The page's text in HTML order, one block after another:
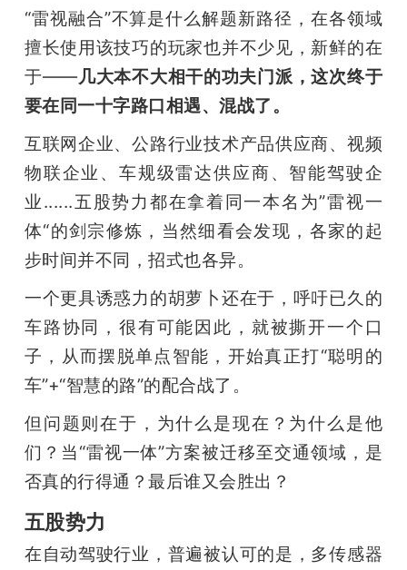
动
心
GAIR
专
题
爱
“雷视融合”不算是什么解题新路径，在各领域
擅长使用该技巧的玩家也并不少见，新鲜的在
于——几大本不大相干的功夫门派，这次终于
要在同一十字路口相遇、混战了。
互联网企业、公路行业技术产品供应商、视频
物联企业、车规级雷达供应商、智能驾驶企
业......五股势力都在拿着同一本名为”雷视一
体“的剑宗修炼，当然细看会发现，各家的起
步时间并不同，招式也各异。
一个更具诱惑力的胡萝卜还在于，呼吁已久的
车路协同，很有可能因此，就被撕开一个口
子，从而摆脱单点智能，开始真正打“聪明的
车”+“智慧的路”的配合战了。
但问题则在于，为什么是现在？为什么是他
们？当“雷视一体”方案被迁移至交通领域，是
否真的行得通？最后谁又会胜出？
五股势力
在自动驾驶行业，普遍被认可的是，多传感器